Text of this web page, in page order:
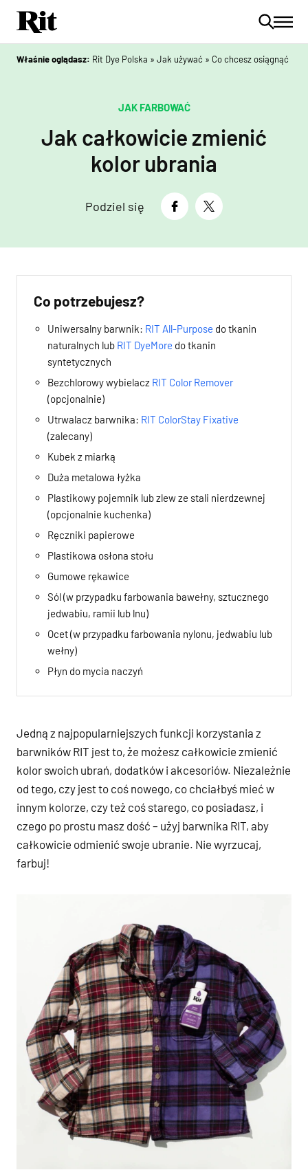
Właśnie oglądasz: Rit Dye Polska » Jak używać » Co chcesz osiągnąć
JAK FARBOWAĆ
Jak całkowicie zmienić
kolor ubrania
Podziel się
Co potrzebujesz?
Uniwersalny barwnik: RIT All-Purpose do tkanin
naturalnych lub RIT DyeMore do tkanin
syntetycznych
Bezchlorowy wybielacz RIT Color Remover
(opcjonalnie)
Utrwalacz barwnika: RIT ColorStay Fixative
(zalecany)
Kubek z miarką
Duża metalowa łyżka
Plastikowy pojemnik lub zlew ze stali nierdzewnej
(opcjonalnie kuchenka)
Ręczniki papierowe
Plastikowa osłona stołu
Gumowe rękawice
Sól (w przypadku farbowania bawełny, sztucznego
jedwabiu, ramii lub lnu)
Ocet (w przypadku farbowania nylonu, jedwabiu lub
wełny)
Płyn do mycia naczyń
Jedną z najpopularniejszych funkcji korzystania z
barwników RIT jest to, że możesz całkowicie zmienić
kolor swoich ubrań, dodatków i akcesoriów. Niezależnie
od tego, czy jest to coś nowego, co chciałbyś mieć w
innym kolorze, czy też coś starego, co posiadasz, i
czego po prostu masz dość – użyj barwnika RIT, aby
całkowicie odmienić swoje ubranie. Nie wyrzucaj,
farbuj!